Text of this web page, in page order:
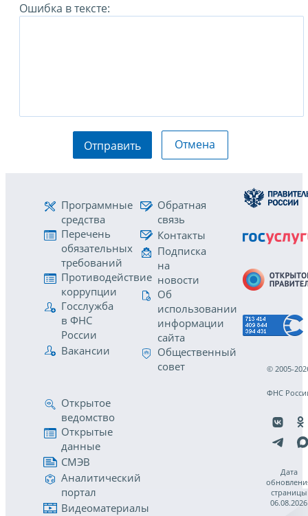
Ошибка в тексте:
Отправить Отмена
Программные
средства
Перечень
обязательных
требований
Противодействие
коррупции
Госслужба
в ФНС
России
Вакансии
Обратная
связь
Контакты
Подписка
на
новости
Об
использовании
информации
сайта
Общественный
совет
Открытое
ведомство
Открытые
данные
СМЭВ
Аналитический
портал
Видеоматериалы
© 2005-
ФНС
Дата
страницы
06.08.2026